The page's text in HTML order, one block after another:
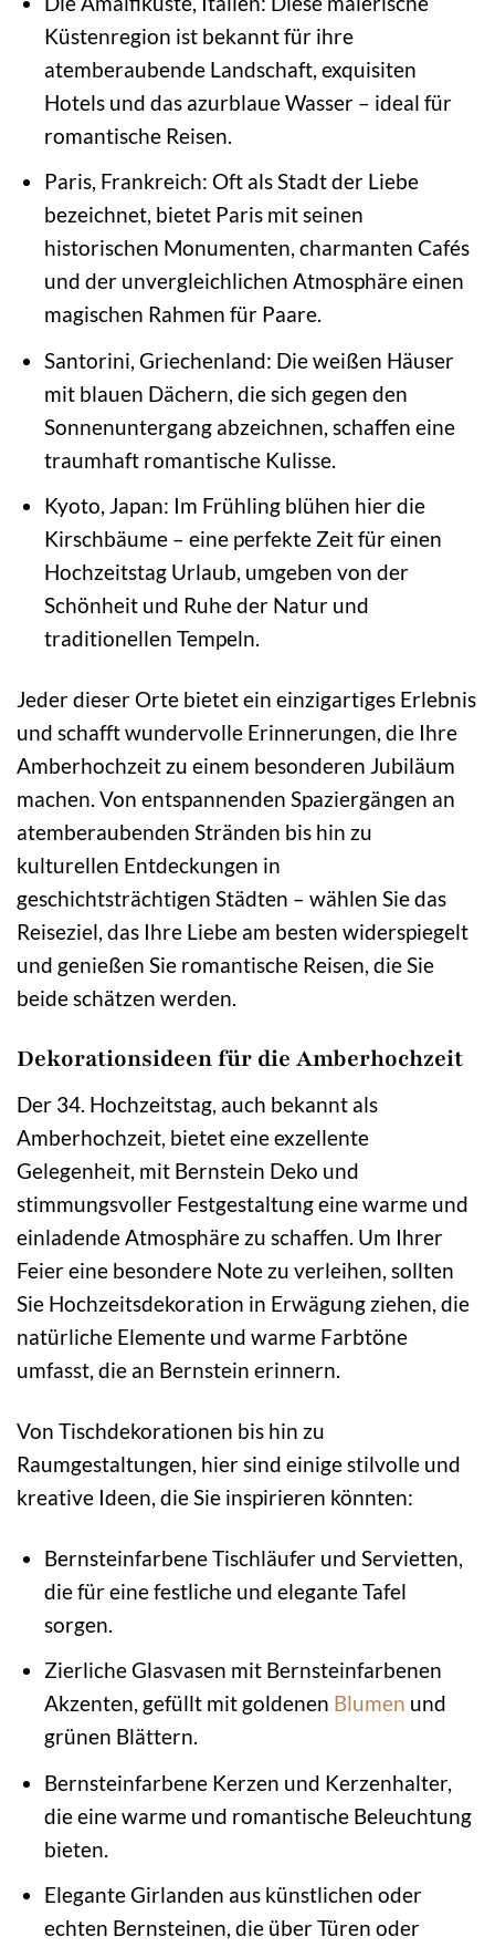
Küstenregion ist bekannt für ihre
atemberaubende Landschaft, exquisiten
Hotels und das azurblaue Wasser – ideal für
romantische Reisen.
Paris, Frankreich: Oft als Stadt der Liebe
bezeichnet, bietet Paris mit seinen
historischen Monumenten, charmanten Cafés
und der unvergleichlichen Atmosphäre einen
magischen Rahmen für Paare.
Santorini, Griechenland: Die weißen Häuser
mit blauen Dächern, die sich gegen den
Sonnenuntergang abzeichnen, schaffen eine
traumhaft romantische Kulisse.
Kyoto, Japan: Im Frühling blühen hier die
Kirschbäume – eine perfekte Zeit für einen
Hochzeitstag Urlaub, umgeben von der
Schönheit und Ruhe der Natur und
traditionellen Tempeln.
Jeder dieser Orte bietet ein einzigartiges Erlebnis
und schafft wundervolle Erinnerungen, die Ihre
Amberhochzeit zu einem besonderen Jubiläum
machen. Von entspannenden Spaziergängen an
atemberaubenden Stränden bis hin zu
kulturellen Entdeckungen in
geschichtsträchtigen Städten – wählen Sie das
Reiseziel, das Ihre Liebe am besten widerspiegelt
und genießen Sie romantische Reisen, die Sie
beide schätzen werden.
Dekorationsideen für die Amberhochzeit
Der 34. Hochzeitstag, auch bekannt als
Amberhochzeit, bietet eine exzellente
Gelegenheit, mit Bernstein Deko und
stimmungsvoller Festgestaltung eine warme und
einladende Atmosphäre zu schaffen. Um Ihrer
Feier eine besondere Note zu verleihen, sollten
Sie Hochzeitsdekoration in Erwägung ziehen, die
natürliche Elemente und warme Farbtöne
umfasst, die an Bernstein erinnern.
Von Tischdekorationen bis hin zu
Raumgestaltungen, hier sind einige stilvolle und
kreative Ideen, die Sie inspirieren könnten:
Bernsteinfarbene Tischläufer und Servietten,
die für eine festliche und elegante Tafel
sorgen.
Zierliche Glasvasen mit Bernsteinfarbenen
Akzenten, gefüllt mit goldenen Blumen und
grünen Blättern.
Bernsteinfarbene Kerzen und Kerzenhalter,
die eine warme und romantische Beleuchtung
bieten.
Elegante Girlanden aus künstlichen oder
echten Bernsteinen, die über Türen oder